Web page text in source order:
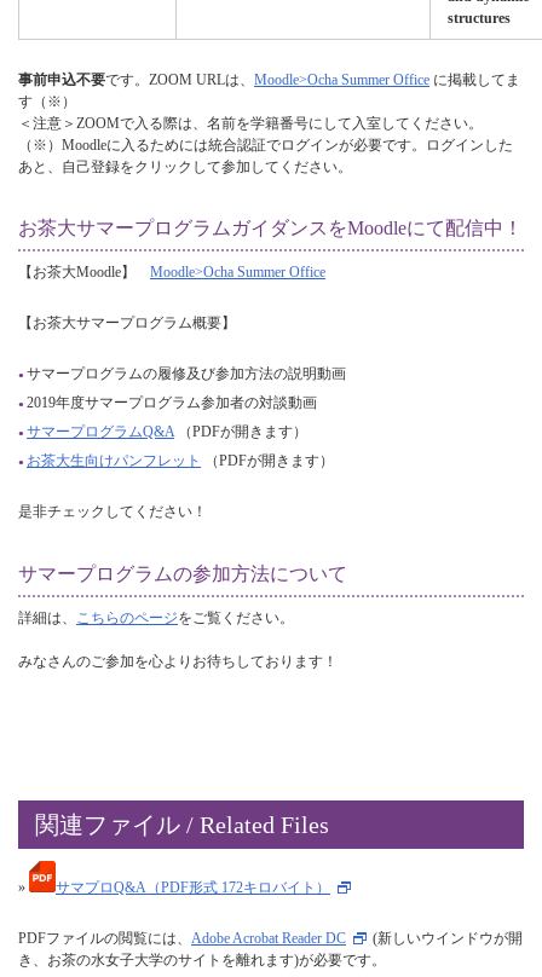
structures
事前申込不要です。ZOOM URLは、 Moodle>Ocha Summer Office に掲載してま
す（※）
＜注意＞ZOOMで入る際は、名前を学籍番号にして入室してください。
（※）Moodleに入るためには統合認証でログインが必要です。ログインした
あと、自己登録をクリックして参加してください。
お茶大サマープログラムガイダンスをMoodleにて配信中！
【お茶大Moodle】 Moodle>Ocha Summer Office
【お茶大サマープログラム概要】
サマープログラムの履修及び参加方法の説明動画
2019年度サマープログラム参加者の対談動画
サマープログラムQ&A（PDFが開きます）
お茶大生向けパンフレット
（PDFが開きます）
是非チェックしてください！
サマープログラムの参加方法について
詳細は、 こちらのページをご覧ください。
みなさんのご参加を心よりお待ちしております！
関連ファイル / Related Files
» サマプロQ&A（PDF形式 172キロバイト）
PDFファイルの閲覧には、 Adobe Acrobat Reader DC
(新しいウインドウが開
き、お茶の水女子大学のサイトを離れます)が必要です。